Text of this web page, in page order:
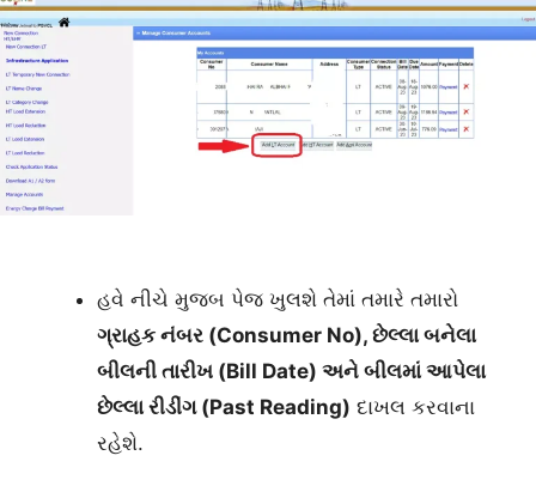
હવે નીચે મુજબ પેજ ખુલશે તેમાં તમારે તમારો
ગ્રાહક નંબર (Consumer No), છેલ્લા બનેલા
બીલની તારીખ (Bill Date) અને બીલમાં આપેલા
છેલ્લા રીડીંગ (Past Reading) દાખલ કરવાના
રહેશે.